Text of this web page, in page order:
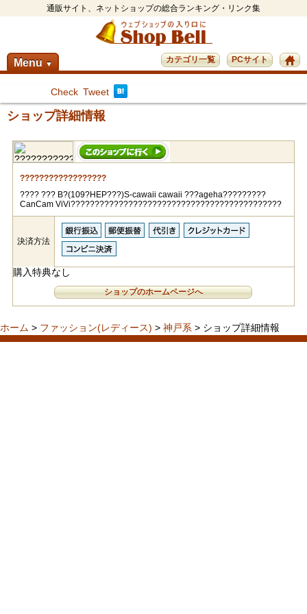
通販サイト、ネットショップの総合ランキング・リンク集
Menu ▼ PCサイト
カテゴリ一覧
Check Tweet
ショップ詳細情報
??????????????????
???? ??? B?(109?HEP???)S-cawaii cawaii ???ageha?????????
CanCam ViVi????????????????????????????????????????????
決済方法
購入特典なし
ショップのホームページへ
ホーム > ファッション(レディース) > 神戸系 > ショップ詳細情報